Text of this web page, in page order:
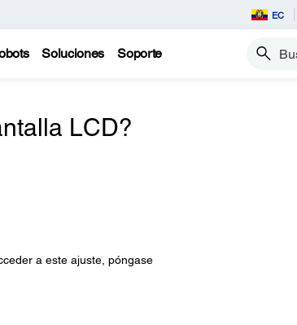
EC
Soluciones Soporte Buscar
LCD?
a este ajuste, póngase